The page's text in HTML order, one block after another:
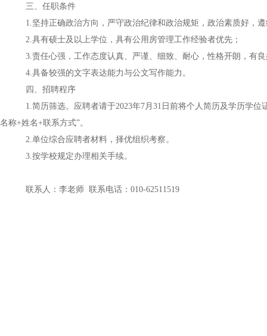
三、任职条件
1.坚持正确政治方向，严守政治纪律和政治规矩，政治素质好，
2.具有硕士及以上学位， 具有公用房管理工作经验者优先 ；
3.责任心强，工作态度认真、严谨、细致、耐心 ，性格开朗， 有
4.具备较强的文字表达能力与公文写作能力。
四、招聘程序
1.简历筛选。应聘者请于2023年7月 31 日前将个人简历及学历学位
名称+姓名+联系方式”。
2.单位综合应聘者材料，择优组织考察。
3.按学校规定办理相关手续。
联系人： 李老师 联系电话： 010-62511519